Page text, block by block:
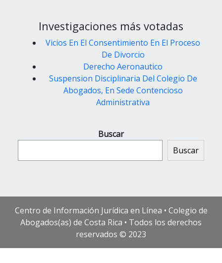
Investigaciones más votadas
Vicios En El Consentimiento En El Proceso
De Divorcio
Derecho Aeronautico
Suspension Disciplinaria Del Colegio De
Abogados, En Sede Contencioso
Administrativa
Buscar
Buscar
Centro de Información Jurídica en Línea • Colegio de
Abogados(as) de Costa Rica • Todos los derechos
reservados © 2023